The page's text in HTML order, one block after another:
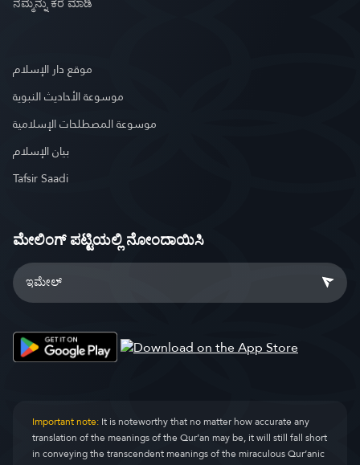
موقع دار الإسلام
موسوعة الأحاديث النبوية
موسوعة المصطلحات الإسلامية
بيان الإسلام
Tafsir Saadi
ಮೇಲಿಂಗ್ ಪಟ್ಟಿಯಲ್ಲಿ ನೋಂದಾಯಿಸಿ
Important note:It is noteworthy that no matter how accurate any
translation of the meanings of the Qur’an may be, it will still fall short
in conveying the transcendent meanings of the miraculous Qur’anic